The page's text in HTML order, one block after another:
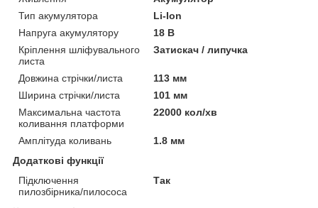
Тип акумулятора
Li-Ion
Напруга акумулятору
18 В
Кріплення шліфувального
листа
Затискач / липучка
Довжина стрічки/листа
113 мм
Ширина стрічки/листа
101 мм
Максимальна частота
коливання платформи
22000 кол/хв
Амплітуда коливань
1.8 мм
Додаткові функції
Підключення
пилозбірника/пилососа
Так